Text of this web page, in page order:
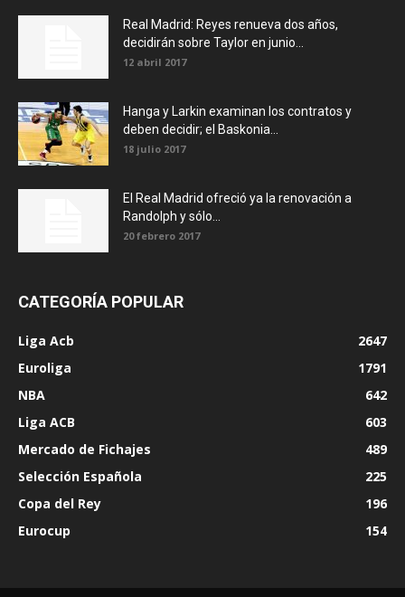
Real Madrid: Reyes renueva dos años,
decidirán sobre Taylor en junio...
12 abril 2017
Hanga y Larkin examinan los contratos y
deben decidir; el Baskonia...
18 julio 2017
El Real Madrid ofreció ya la renovación a
Randolph y sólo...
20 febrero 2017
CATEGORÍA POPULAR
Liga Acb
2647
Euroliga
1791
NBA
642
Liga ACB
603
Mercado de Fichajes
489
Selección Española
225
Copa del Rey
196
Eurocup
154